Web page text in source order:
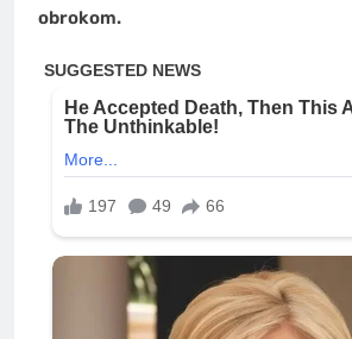
obrokom.